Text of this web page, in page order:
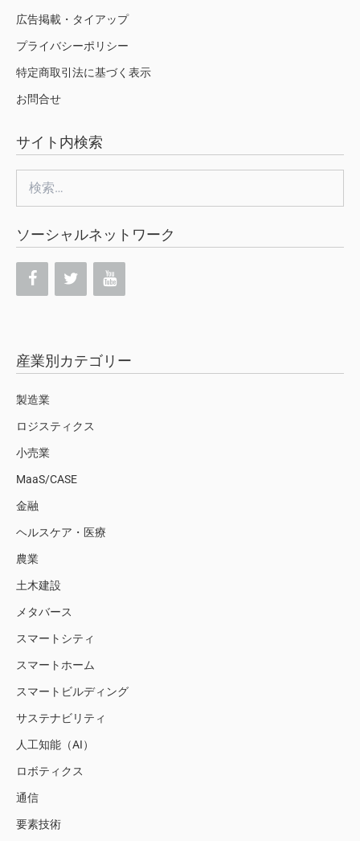
広告掲載・タイアップ
プライバシーポリシー
特定商取引法に基づく表示
お問合せ
サイト内検索
ソーシャルネットワーク
産業別カテゴリー
製造業
ロジスティクス
小売業
MaaS/CASE
金融
ヘルスケア・医療
農業
土木建設
メタバース
スマートシティ
スマートホーム
スマートビルディング
サステナビリティ
人工知能（AI）
ロボティクス
通信
要素技術